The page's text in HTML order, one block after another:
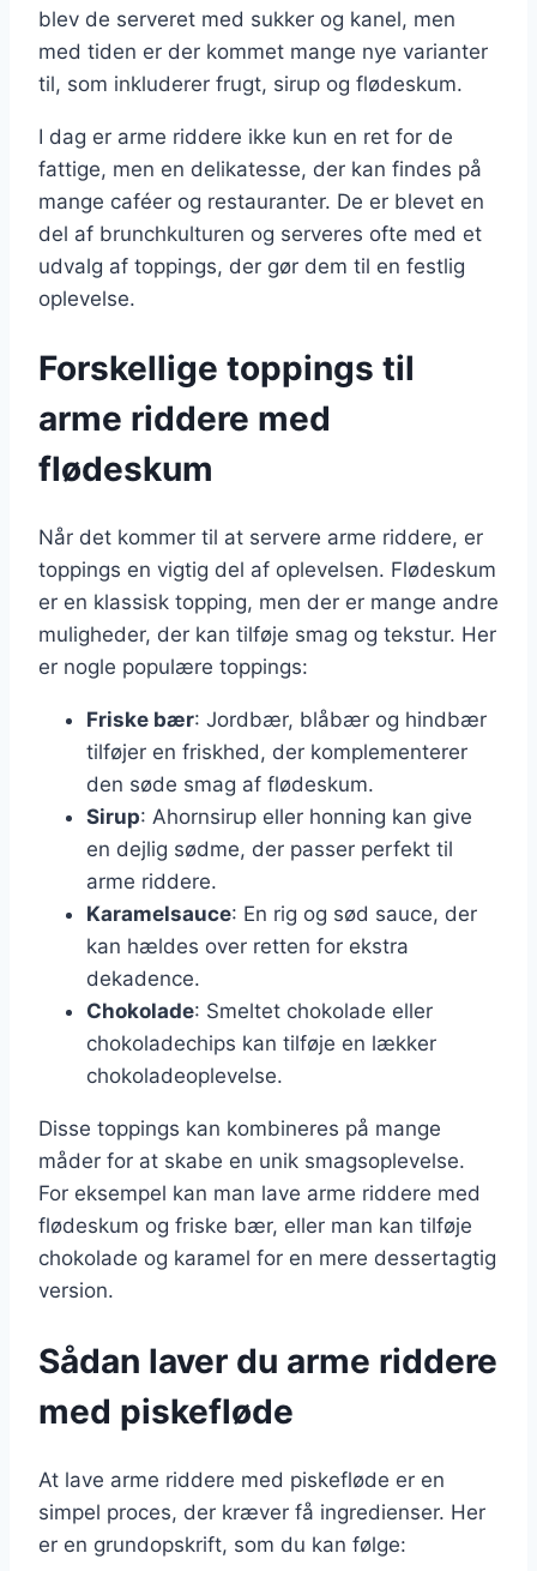
blev de serveret med sukker og kanel, men
med tiden er der kommet mange nye varianter
til, som inkluderer frugt, sirup og flødeskum.
I dag er arme riddere ikke kun en ret for de
fattige, men en delikatesse, der kan findes på
mange caféer og restauranter. De er blevet en
del af brunchkulturen og serveres ofte med et
udvalg af toppings, der gør dem til en festlig
oplevelse.
Forskellige toppings til
arme riddere med
flødeskum
Når det kommer til at servere arme riddere, er
toppings en vigtig del af oplevelsen. Flødeskum
er en klassisk topping, men der er mange andre
muligheder, der kan tilføje smag og tekstur. Her
er nogle populære toppings:
Friske bær: Jordbær, blåbær og hindbær
tilføjer en friskhed, der komplementerer
den søde smag af flødeskum.
Sirup: Ahornsirup eller honning kan give
en dejlig sødme, der passer perfekt til
arme riddere.
Karamelsauce: En rig og sød sauce, der
kan hældes over retten for ekstra
dekadence.
Chokolade: Smeltet chokolade eller
chokoladechips kan tilføje en lækker
chokoladeoplevelse.
Disse toppings kan kombineres på mange
måder for at skabe en unik smagsoplevelse.
For eksempel kan man lave arme riddere med
flødeskum og friske bær, eller man kan tilføje
chokolade og karamel for en mere dessertagtig
version.
Sådan laver du arme riddere
med piskefløde
At lave arme riddere med piskefløde er en
simpel proces, der kræver få ingredienser. Her
er en grundopskrift, som du kan følge: